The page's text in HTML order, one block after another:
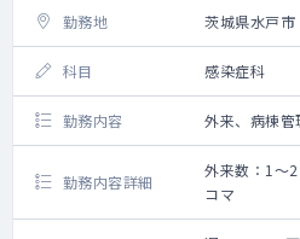
勤務地 茨城県水戸市
科目 感染症科
勤務内容 外来、病棟管
勤務内容詳細
外来数：1～
コマ